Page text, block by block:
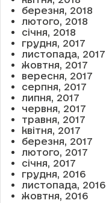
березня, 2018
лютого, 2018
січня, 2018
грудня, 2017
листопада, 2017
жовтня, 2017
вересня, 2017
серпня, 2017
липня, 2017
червня, 2017
травня, 2017
квітня, 2017
березня, 2017
лютого, 2017
січня, 2017
грудня, 2016
листопада, 2016
жовтня, 2016